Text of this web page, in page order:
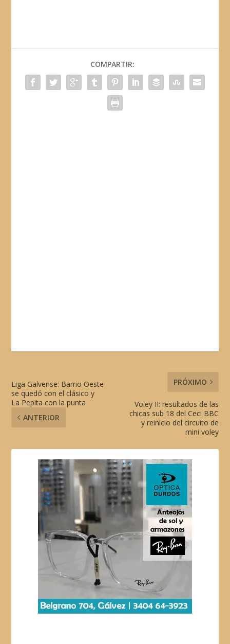
COMPARTIR:
Liga Galvense: Barrio Oeste
se quedó con el clásico y
La Pepita con la punta
ANTERIOR
PRÓXIMO
Voley II: resultados de las
chicas sub 18 del Ceci BBC
y reinicio del circuito de
mini voley